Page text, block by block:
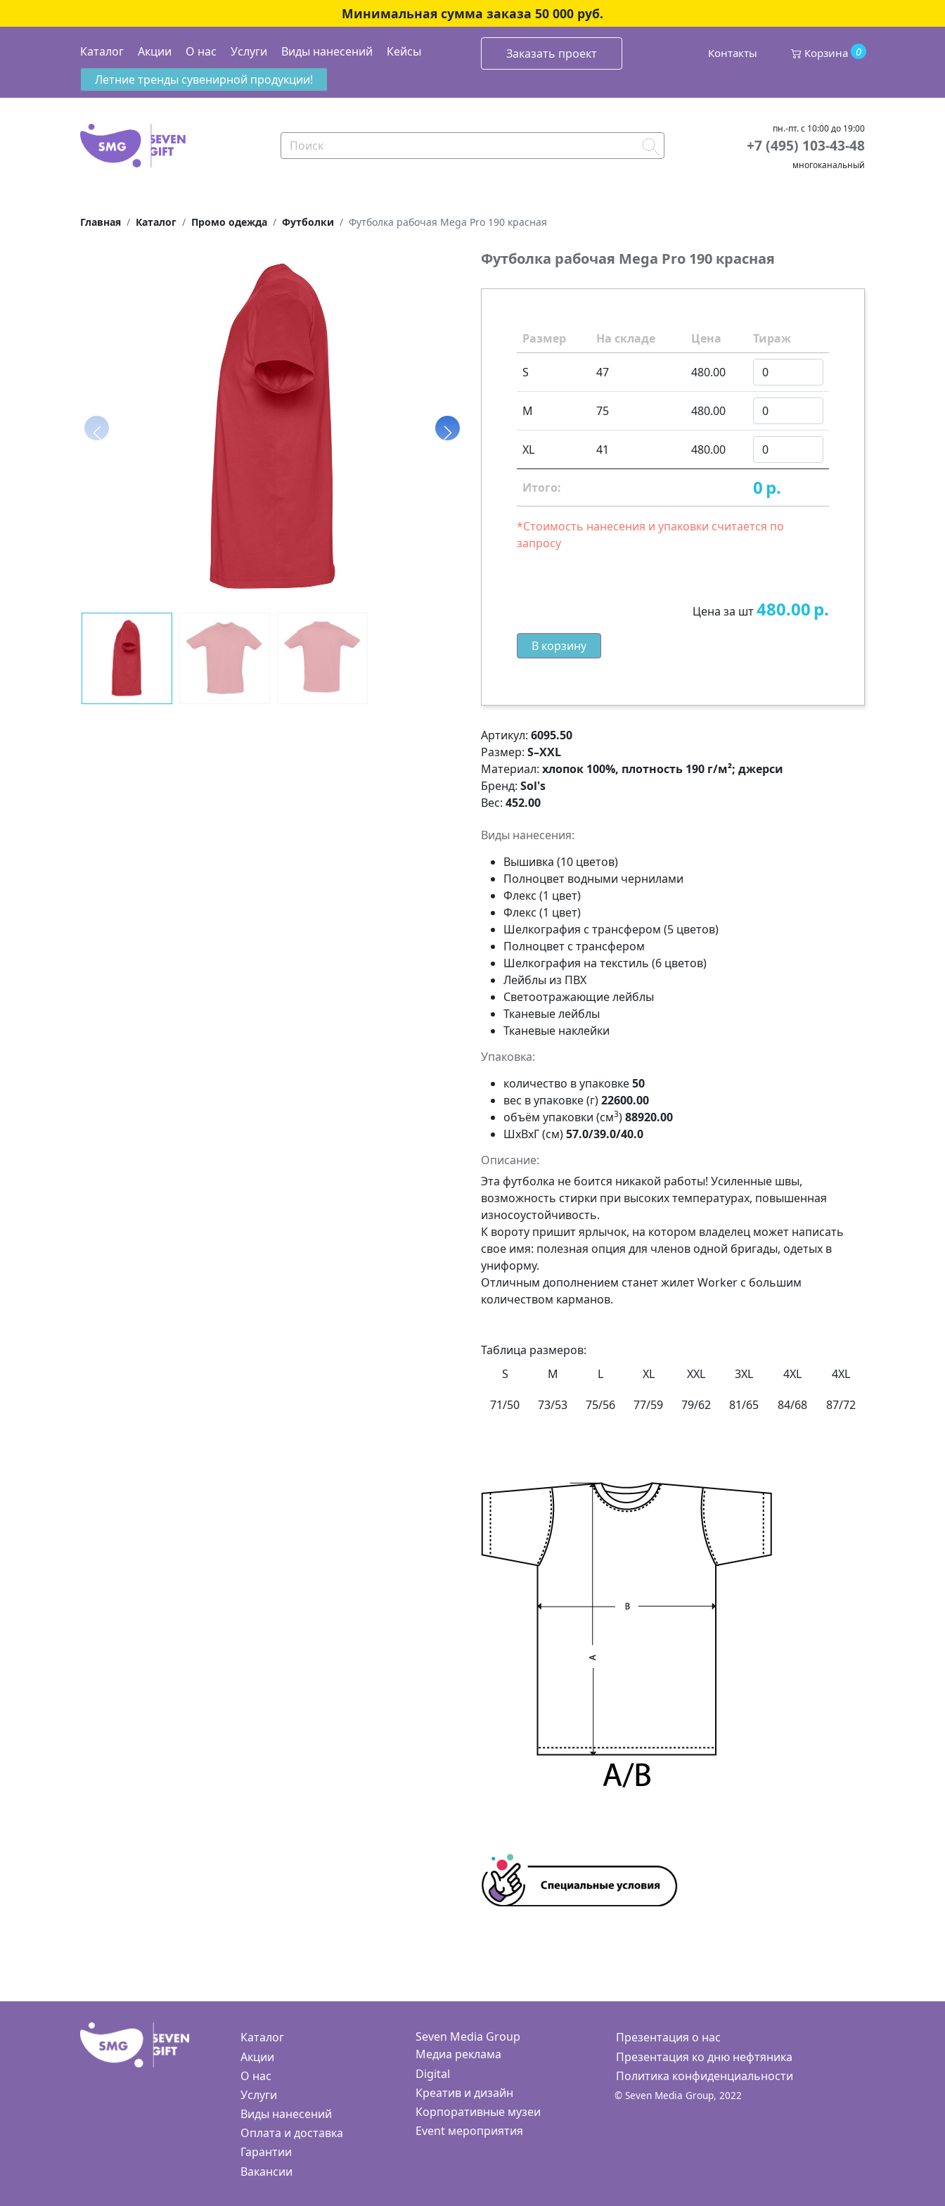
Минимальная сумма заказа 50 000 руб.
Каталог Акции О нас Услуги Виды нанесений Кейсы Заказать проект Контакты 0
Корзина
Летние тренды сувенирной продукции!
пн.-пт. с 10:00 до 19:00
+7 (495) 103-43-48
многоканальный
Главная Каталог Промо одежда Футболки Футболка рабочая Mega Pro 190 красная
Футболка рабочая Mega Pro 190 красная
Размер На складе Цена Тираж
S 47 480.00
M 75 480.00
XL 41 480.00
Итого: 0р.
*Стоимость нанесения и упаковки считается по
запросу
Цена за шт480.00р.
В корзину
Артикул: 6095.50
Размер: S–XXL
Материал: хлопок 100%, плотность 190 г/м²; джерси
Бренд: Sol's
Вес: 452.00
Виды нанесения:
Вышивка (10 цветов)
Полноцвет водными чернилами
Флекс (1 цвет)
Флекс (1 цвет)
Шелкография с трансфером (5 цветов)
Полноцвет с трансфером
Шелкография на текстиль (6 цветов)
Лейблы из ПВХ
Светоотражающие лейблы
Тканевые лейблы
Тканевые наклейки
Упаковка:
количество в упаковке50
вес в упаковке (г)22600.00
объём упаковки (см3)88920.00
ШxВxГ (см)57.0/39.0/40.0
Описание:
Эта футболка не боится никакой работы! Усиленные швы,
возможность стирки при высоких температурах, повышенная
износоустойчивость.
К вороту пришит ярлычок, на котором владелец может написать
свое имя: полезная опция для членов одной бригады, одетых в
униформу.
Отличным дополнением станет жилетWorker с большим
количеством карманов.
Таблица размеров:
S
M L XL XXL 3XL 4XL
4XL
71/50
73/53 75/56 77/59 79/62 81/65 84/68 87/72
Каталог
Акции
О нас
Услуги
Виды нанесений
Оплата и доставка
Гарантии
Вакансии
Seven Media Group
Медиа реклама
Digital
Креатив и дизайн
Корпоративные музеи
Event мероприятия
Презентация о нас
Презентация ко дню нефтяника
Политика конфиденциальности
© Seven Media Group, 2022